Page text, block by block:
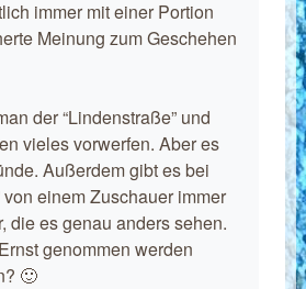
immer mit einer Portion
Meinung zum Geschehen
der “Lindenstraße” und
vieles vorwerfen. Aber es
Außerdem gibt es bei
von einem Zuschauer immer
die es genau anders sehen.
genommen werden
🙂